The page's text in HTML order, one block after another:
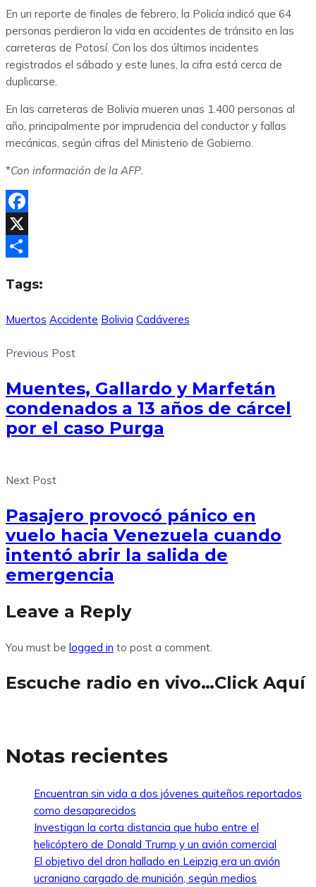
En un reporte de finales de febrero, la Policía indicó que 64
personas perdieron la vida en accidentes de tránsito en las
carreteras de Potosí. Con los dos últimos incidentes
registrados el sábado y este lunes, la cifra está cerca de
duplicarse.
En las carreteras de Bolivia mueren unas 1.400 personas al
año, principalmente por imprudencia del conductor y fallas
mecánicas, según cifras del Ministerio de Gobierno.
*Con información de la AFP.
Facebook
X
Tags:
Muertos Accidente Bolivia Cadáveres
Previous Post
Muentes, Gallardo y Marfetán
condenados a 13 años de cárcel
por el caso Purga
Next Post
Pasajero provocó pánico en
vuelo hacia Venezuela cuando
intentó abrir la salida de
emergencia
Leave a Reply
You must be logged in to post a comment.
Escuche radio en vivo…Click Aquí
Notas recientes
Encuentran sin vida a dos jóvenes quiteños reportados
como desaparecidos
Investigan la corta distancia que hubo entre el
helicóptero de Donald Trump y un avión comercial
El objetivo del dron hallado en Leipzig era un avión
ucraniano cargado de munición, según medios